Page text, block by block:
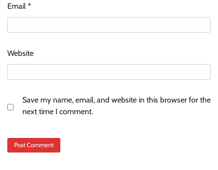
Email *
Website
Save my name, email, and website in this browser for the
next time I comment.